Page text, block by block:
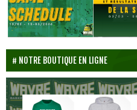
NOTRE BOUTIQUE EN LIGNE